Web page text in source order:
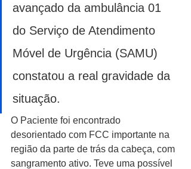
avançado da ambulância 01
do Serviço de Atendimento
Móvel de Urgência (SAMU)
constatou a real gravidade da
situação.
O Paciente foi encontrado
desorientado com FCC importante na
região da parte de trás da cabeça, com
sangramento ativo. Teve uma possível